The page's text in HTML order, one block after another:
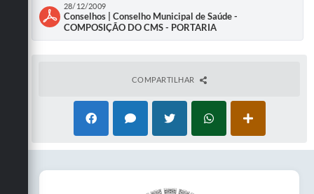
28/12/2009
Conselhos | Conselho Municipal de Saúde -
COMPOSIÇÃO DO CMS - PORTARIA
COMPARTILHAR